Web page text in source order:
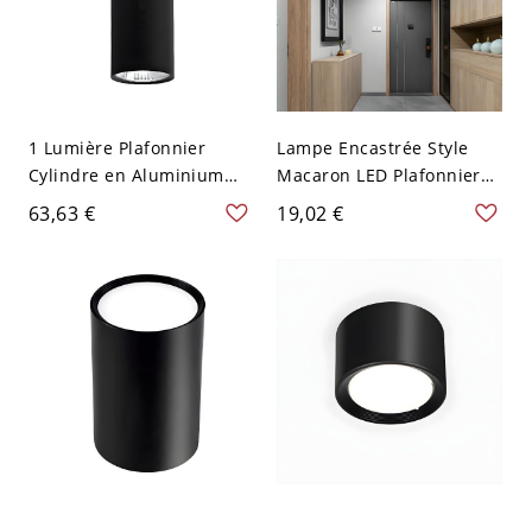
1 Lumière Plafonnier
Cylindre en Aluminium
Lampe Encastrée Style
Moderne - Noir 110 V-120
63,63 €
Lampe Encastrée Style
Macaron LED Plafonnier
Métallique en Forme
Cylindrique - Noir 110 V-
19,02 €